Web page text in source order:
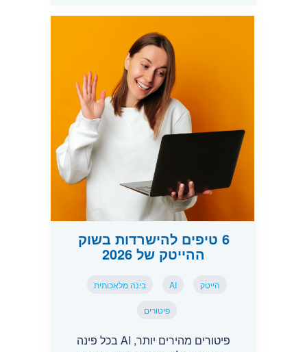
6 טיפים להישרדות בשוק
ההייטק של 2026
הייטק AI בינה מלאכותית
פיטורים
פיטורים מהירים יותר, AI בכל פינה